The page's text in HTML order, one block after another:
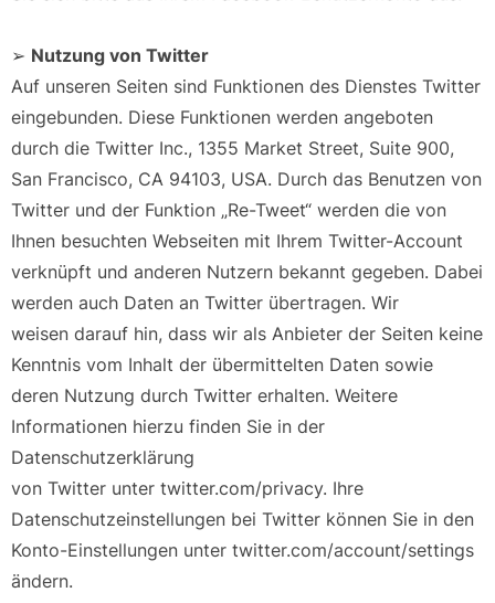
➢ Nutzung von Twitter
Auf unseren Seiten sind Funktionen des Dienstes Twitter
eingebunden. Diese Funktionen werden angeboten
durch die Twitter Inc., 1355 Market Street, Suite 900,
San Francisco, CA 94103, USA. Durch das Benutzen von
Twitter und der Funktion „Re-Tweet“ werden die von
Ihnen besuchten Webseiten mit Ihrem Twitter-Account
verknüpft und anderen Nutzern bekannt gegeben. Dabei
werden auch Daten an Twitter übertragen. Wir
weisen darauf hin, dass wir als Anbieter der Seiten keine
Kenntnis vom Inhalt der übermittelten Daten sowie
deren Nutzung durch Twitter erhalten. Weitere
Informationen hierzu finden Sie in der
Datenschutzerklärung
von Twitter unter twitter.com/privacy. Ihre
Datenschutzeinstellungen bei Twitter können Sie in den
Konto-Einstellungen unter twitter.com/account/settings
ändern.